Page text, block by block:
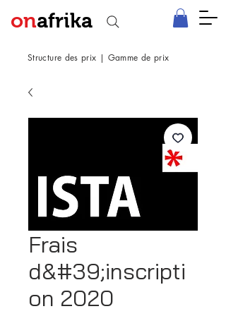
onafrika
Structure des prix | Gamme de prix
Frais
d&#39;inscripti
on 2020